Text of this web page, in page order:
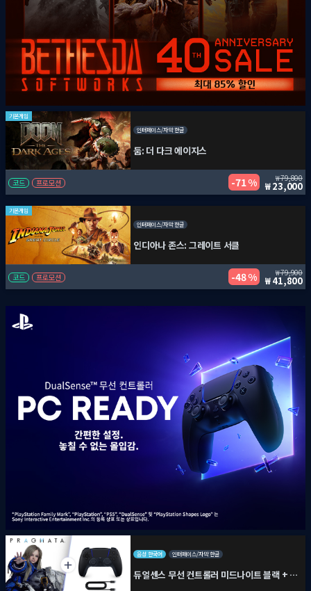
기본게임
인터페이스/자막 한글
둠: 더 다크 에이지스
코드 프로모션 71 % 79,800
23,000
기본게임
인터페이스/자막 한글
인디아나 존스: 그레이트 서클
코드 프로모션 48 % 79,900
41,800
음성 한국어 인터페이스/자막 한글
듀얼센스 무선 컨트롤러 미드나이트 블랙 + PC용 USB 케이블 + 프래그마타